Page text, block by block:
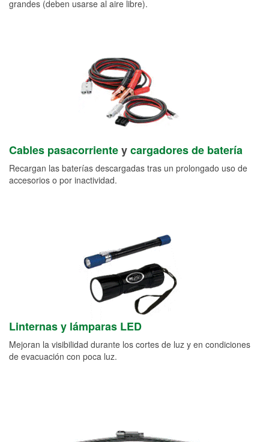
grandes (deben usarse al aire libre).
Cables pasacorrienteycargadores de batería
Recargan las baterías descargadas tras un prolongado uso de
accesorios o por inactividad.
Linternas y lámparas LED
Mejoran la visibilidad durante los cortes de luz y en condiciones
de evacuación con poca luz.